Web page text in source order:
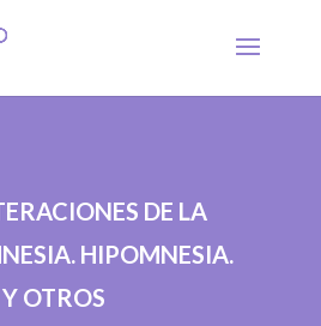
DE LA
HIPOMNESIA.
OTROS